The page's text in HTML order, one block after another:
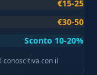
€15-25
€30-50
Sconto 10-20%
con il